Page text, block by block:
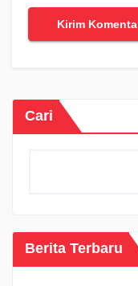
Cari
Berita Terbaru